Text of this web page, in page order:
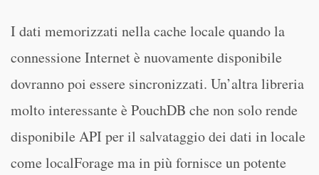
I dati memorizzati nella cache locale quando la
connessione Internet è nuovamente disponibile
dovranno poi essere sincronizzati. Un’altra libreria
molto interessante è PouchDB che non solo rende
disponibile API per il salvataggio dei dati in locale
come localForage ma in più fornisce un potente